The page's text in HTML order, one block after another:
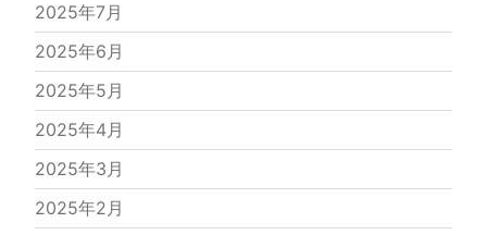
2025年7月
2025年6月
2025年5月
2025年4月
2025年3月
2025年2月